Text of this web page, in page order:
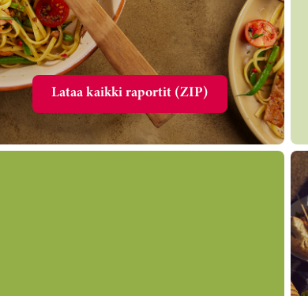
Lataa kaikki raportit (ZIP)